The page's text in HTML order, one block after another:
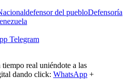
defensor del puebloDefensoría
Telegram
real uniéndote a las
dando click: WhatsApp +